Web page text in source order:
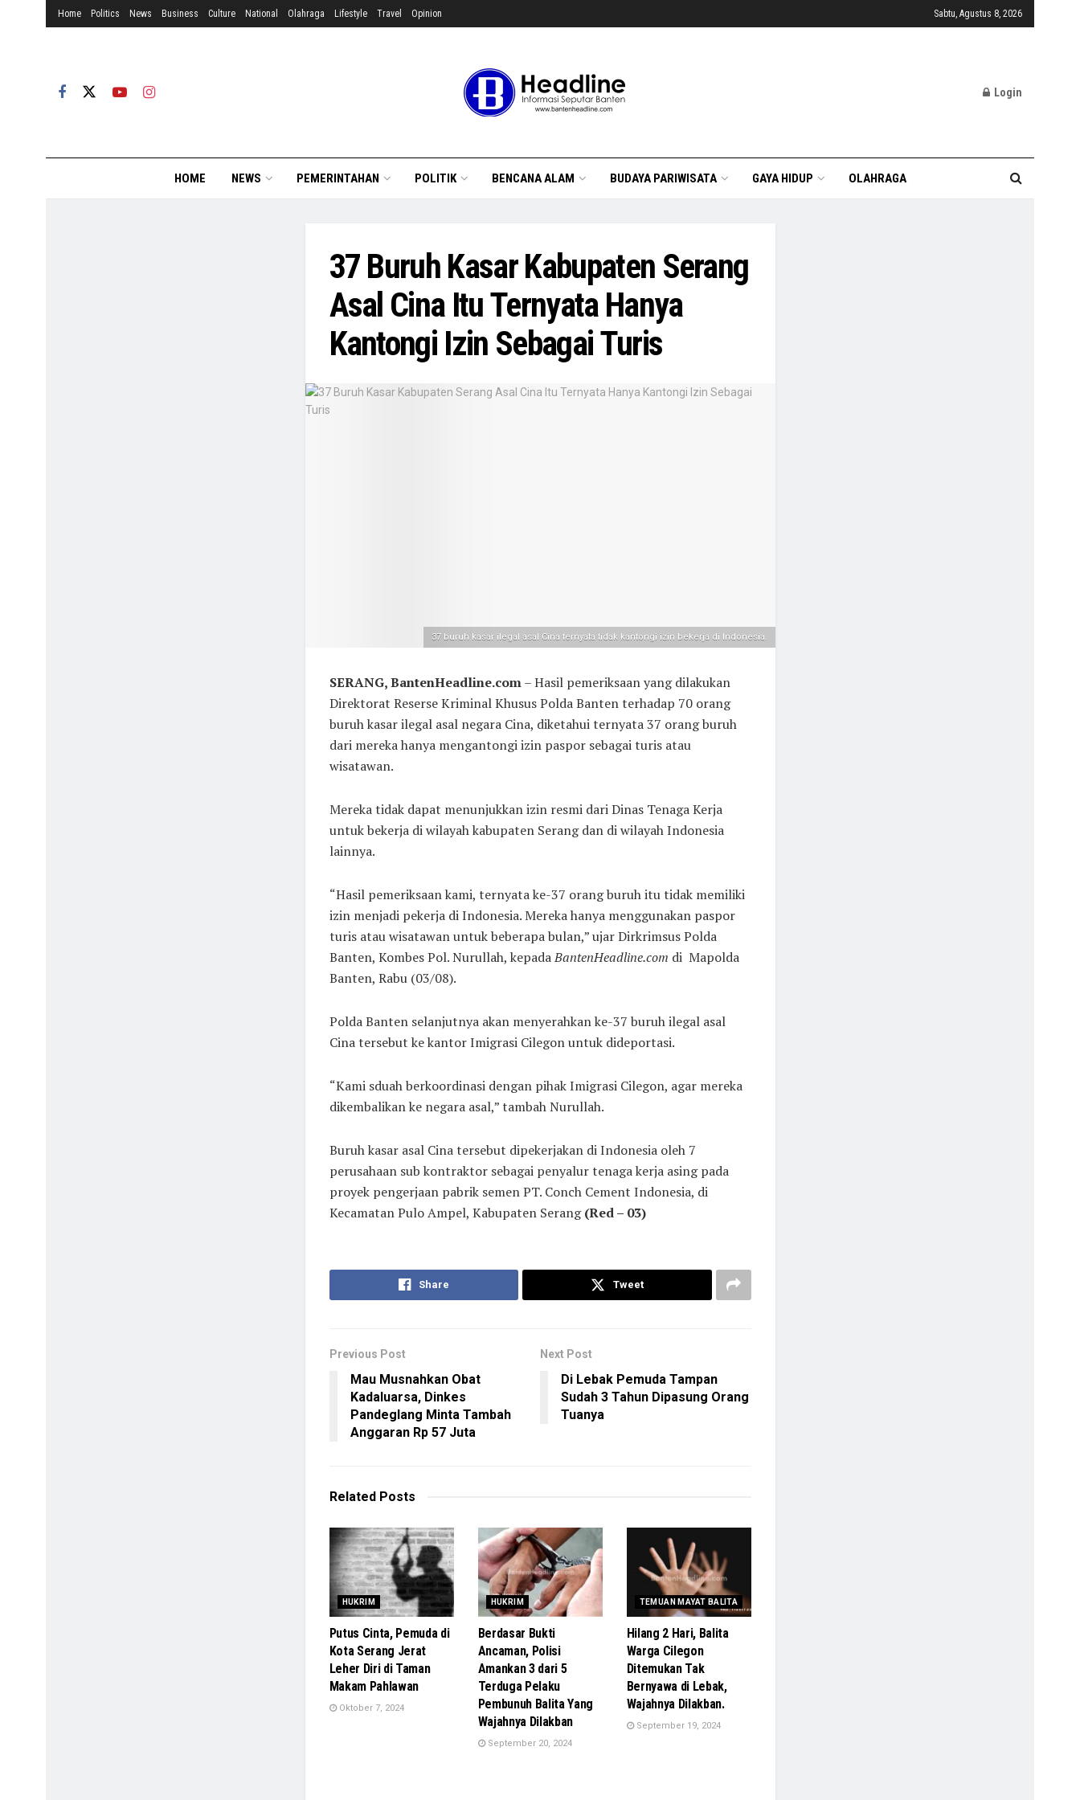
Home Politics News Business Culture National Olahraga Lifestyle Travel Opinion Sabtu, Agustus 8, 2026
Login
HOME NEWS PEMERINTAHAN POLITIK BENCANA ALAM BUDAYA PARIWISATA GAYA HIDUP OLAHRAGA
37 Buruh Kasar Kabupaten Serang
Asal Cina Itu Ternyata Hanya
Kantongi Izin Sebagai Turis
37 buruh kasar ilegal asal Cina ternyata tidak kantongi izin bekerja di Indonesia.
SERANG, BantenHeadline.com– Hasil pemeriksaan yang dilakukan
Direktorat Reserse Kriminal Khusus Polda Banten terhadap 70 orang
buruh kasar ilegal asal negara Cina, diketahui ternyata 37 orang buruh
dari mereka hanya mengantongi izin paspor sebagai turis atau
wisatawan.
Mereka tidak dapat menunjukkan izin resmi dari Dinas Tenaga Kerja
untuk bekerja di wilayah kabupaten Serang dan di wilayah Indonesia
lainnya.
“Hasil pemeriksaan kami, ternyata ke-37 orang buruh itu tidak memiliki
izin menjadi pekerja di Indonesia. Mereka hanya menggunakan paspor
turis atau wisatawan untuk beberapa bulan,” ujar Dirkrimsus Polda
Banten, Kombes Pol. Nurullah, kepadaBantenHeadline.com di Mapolda
Banten, Rabu (03/08).
Polda Banten selanjutnya akan menyerahkan ke-37 buruh ilegal asal
Cina tersebut ke kantor Imigrasi Cilegon untuk dideportasi.
“Kami sduah berkoordinasi dengan pihak Imigrasi Cilegon, agar mereka
dikembalikan ke negara asal,” tambah Nurullah.
Buruh kasar asal Cina tersebut dipekerjakan di Indonesia oleh 7
perusahaan sub kontraktor sebagai penyalur tenaga kerja asing pada
proyek pengerjaan pabrik semen PT. Conch Cement Indonesia, di
Kecamatan Pulo Ampel, Kabupaten Serang(Red – 03)
Share Tweet
Previous Post
Mau Musnahkan Obat
Kadaluarsa, Dinkes
Pandeglang Minta Tambah
Anggaran Rp 57 Juta
Next Post
Di Lebak Pemuda Tampan
Sudah 3 Tahun Dipasung Orang
Tuanya
RelatedPosts
HUKRIM
Putus Cinta, Pemuda di
Kota Serang Jerat
Leher Diri di Taman
Makam Pahlawan
Oktober 7, 2024
HUKRIM
Berdasar Bukti
Ancaman, Polisi
Amankan 3 dari 5
Terduga Pelaku
Pembunuh Balita Yang
Wajahnya Dilakban
September 20, 2024
TEMUAN MAYAT BALITA
Hilang 2 Hari, Balita
Warga Cilegon
Ditemukan Tak
Bernyawa di Lebak,
Wajahnya Dilakban.
September 19, 2024